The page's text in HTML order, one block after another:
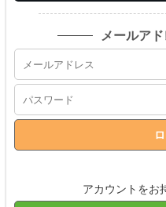
メールア
アカウントをお